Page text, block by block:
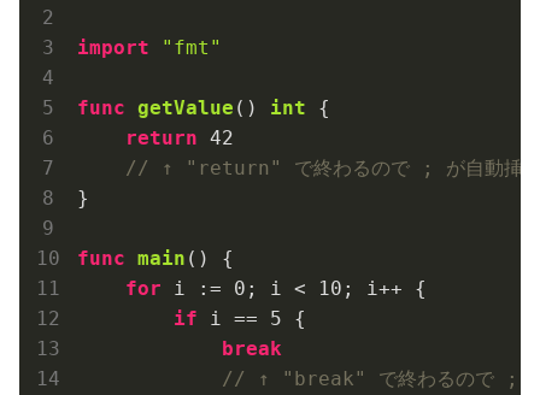
import "fmt"
func getValue () int {
return 42
// ↑ "return" で終わるので ; が自動挿
}
func main ()
{
for i := 0 ; i < 10 ; i++ {
if i == 5 {
break
// ↑ "break" で終わるので ; が